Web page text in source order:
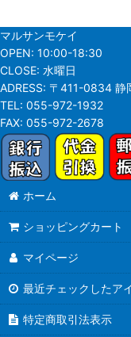
マルサンモケイ
OPEN: 10:00-18:30
CLOSE: 水曜日
ADRESS: 〒411-0834 静
TEL: 055-972-1932
FAX: 055-972-2678
ホーム
ショッピングカート
マイページ
最近チェックしたア
特定商取引法表示